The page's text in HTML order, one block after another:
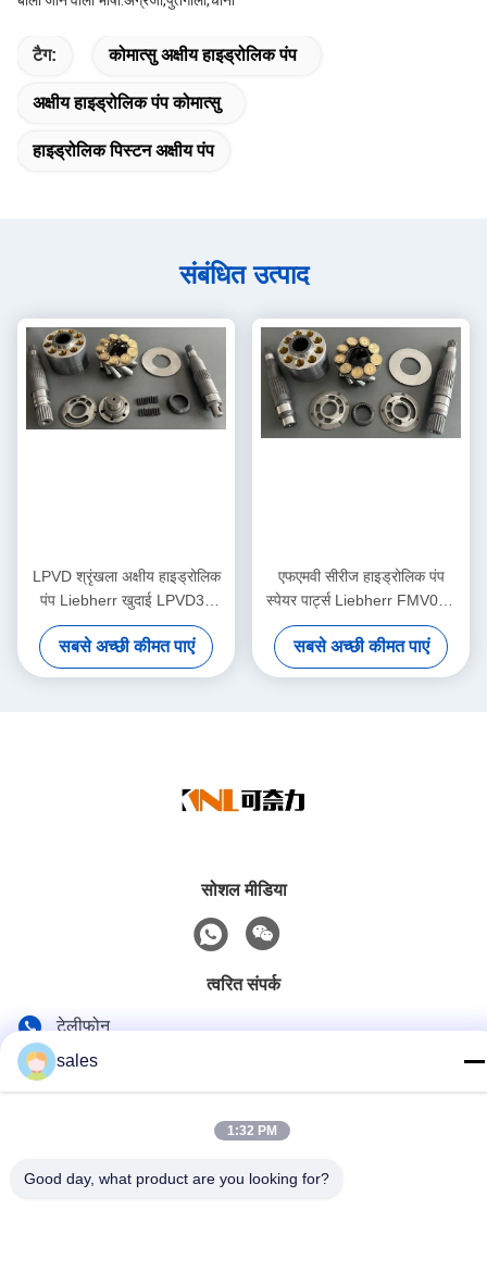
टैग: कोमात्सु अक्षीय हाइड्रोलिक पंप
अक्षीय हाइड्रोलिक पंप कोमात्सु
हाइड्रोलिक पिस्टन अक्षीय पंप
संबंधित उत्पाद
LPVD श्रृंखला अक्षीय हाइड्रोलिक
पंप Liebherr खुदाई LPVD35
LPVD45 LPVD64 LPVD75
LPVD90 LPVD125 LPVD250
सबसे अच्छी कीमत पाएं
एफएमवी सीरीज हाइड्रोलिक पंप
स्पेयर पार्ट्स Liebherr FMV075
FMV100 Excavator Travel
Motor Parts
सबसे अच्छी कीमत पाएं
सोशल मीडिया
त्वरित संपर्क
टेलीफोन
86-139-01536676
jshanlishi03@jshanlishi.com
पता
sales
1:32 PM
Good day, what product are you looking for?